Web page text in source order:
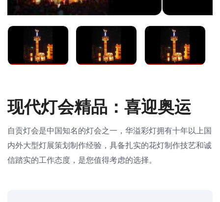
现代灯会精品：喜迎奥运
自贡灯会是中国知名的灯会之一，华溢彩灯拥有十年以上国
内外大型灯展策划制作经验，具备扎实的花灯制作技艺和诚
信踏实的工作态度，是您值得考虑的选择。